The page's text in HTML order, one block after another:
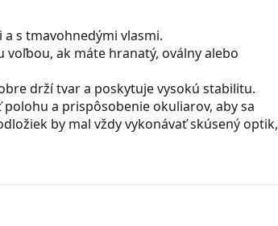
s tmavohnedými vlasmi.
voľbou, ak máte hranatý, oválny alebo
drží tvar a poskytuje vysokú stabilitu.
a prispôsobenie okuliarov, aby sa
by mal vždy vykonávať skúsený optik,
pre oči, pretože neovplyvňujú kontrast